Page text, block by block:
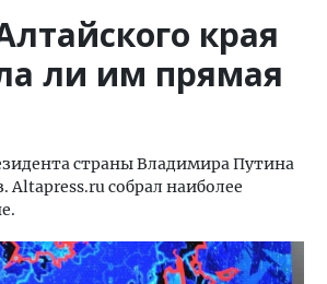
края
ли им прямая
страны Владимира Путина
Altapress.ru собрал наиболее